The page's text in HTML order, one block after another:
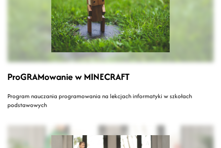
ProGRAMowanie w MINECRAFT
Program nauczania programowania na lekcjach informatyki w szkołach
podstawowych